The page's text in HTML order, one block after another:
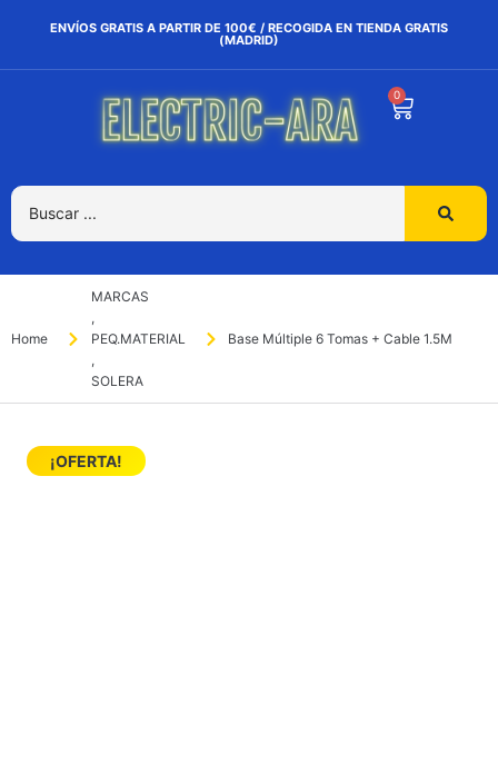
ENVÍOS GRATIS A PARTIR DE 100€ / RECOGIDA EN TIENDA GRATIS
(MADRID)
0
Home
MARCAS
,
PEQ.MATERIAL
,
SOLERA
Base Múltiple 6 Tomas + Cable 1.5M
¡OFERTA!